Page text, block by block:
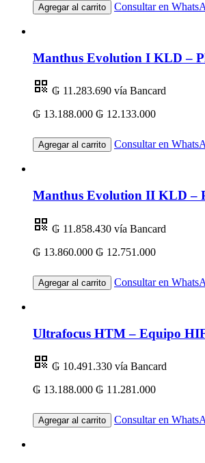
Agregar al carrito Consultar en
Manthus Evolution I KLD –
₲ 11.283.690 vía Bancard
₲ 13.188.000 ₲ 12.133.000
Agregar al carrito Consultar en
Manthus Evolution II KLD –
₲ 11.858.430 vía Bancard
₲ 13.860.000 ₲ 12.751.000
Agregar al carrito Consultar en
Ultrafocus HTM – Equipo
₲ 10.491.330 vía Bancard
₲ 13.188.000 ₲ 11.281.000
Agregar al carrito Consultar en